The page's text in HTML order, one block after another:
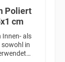
Poliert
cm
Innen- als
in